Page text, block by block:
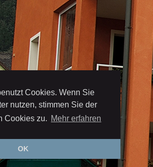
Cookies. Wenn Sie
nutzen, stimmen Sie der
Cookies zu. Mehr erfahren
OK